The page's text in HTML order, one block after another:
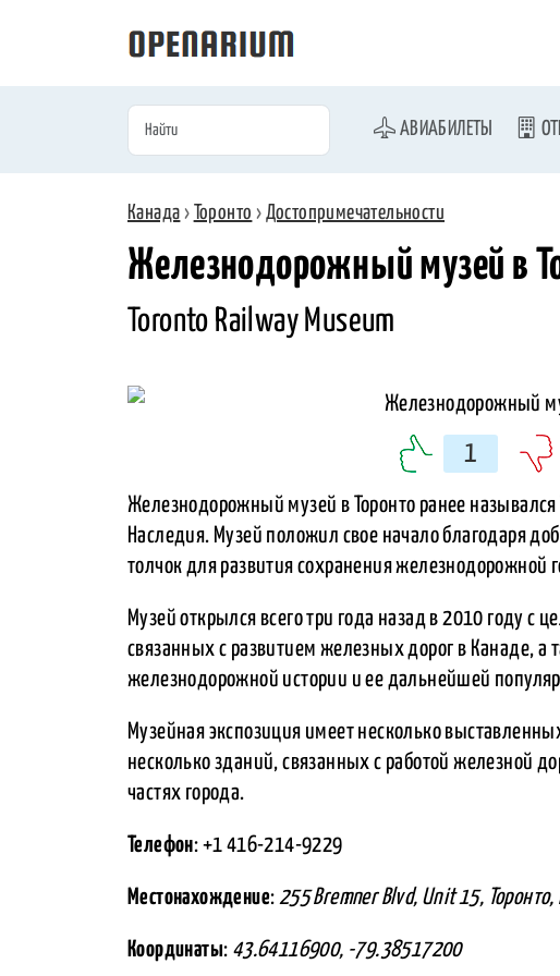
АВИАБИЛЕТЫ
Канада › Торонто › Достопримечательности
Железнодорожный музей в
Toronto Railway Museum
1
Железнодорожный музей в Торонто ранее
Наследия. Музей положил свое начало благодаря
толчок для развития сохранения железнодорожной
Музей открылся всего три года назад в 2010 году с
связанных с развитием железных дорог в Канаде, а
железнодорожной истории и ее дальнейшей
Музейная экспозиция имеет несколько
несколько зданий, связанных с работой железной
частях города.
Телефон: +1 416-214-9229
Местонахождение: 255 Bremner Blvd, Unit 15,
Координаты: 43.64116900, -79.38517200